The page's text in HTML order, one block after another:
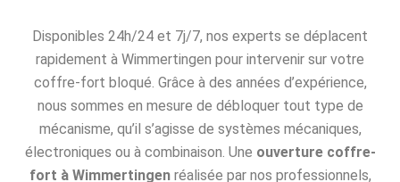
Disponibles 24h/24 et 7j/7, nos experts se déplacent
rapidement à Wimmertingen pour intervenir sur votre
coffre-fort bloqué. Grâce à des années d’expérience,
nous sommes en mesure de débloquer tout type de
mécanisme, qu’il s’agisse de systèmes mécaniques,
électroniques ou à combinaison. Une ouverture coffre-
fort à Wimmertingenréalisée par nos professionnels,